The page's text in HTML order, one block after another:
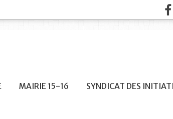
MAIRIE 15-16 SYNDICAT DES